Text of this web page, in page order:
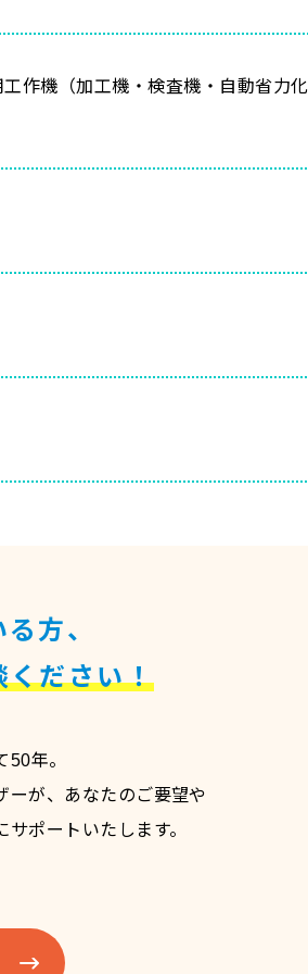
作機（加工機・検査機・自動省力化
方、
ください！
年。
ーが、あなたのご要望や
ポートいたします。